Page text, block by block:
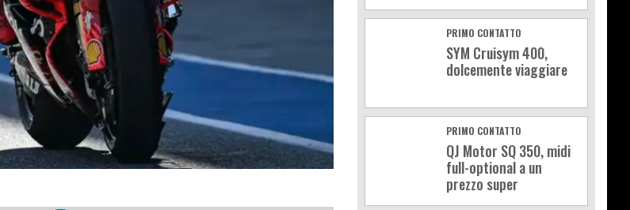
PRIMO CONTATTO
SYM Cruisym 400,
dolcemente viaggiare
PRIMO CONTATTO
QJ Motor SQ 350, midi
full-optional a un
prezzo super